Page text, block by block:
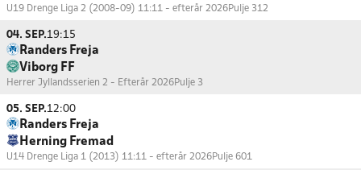
U19 Drenge Liga 2 (2008-09) 11:11 - efterår 2026Pulje 312
04. SEP.19:15
Randers Freja
Viborg FF
Herrer Jyllandsserien 2 - Efterår 2026Pulje 3
05. SEP.12:00
Randers Freja
Herning Fremad
U14 Drenge Liga 1 (2013) 11:11 - efterår 2026Pulje 601